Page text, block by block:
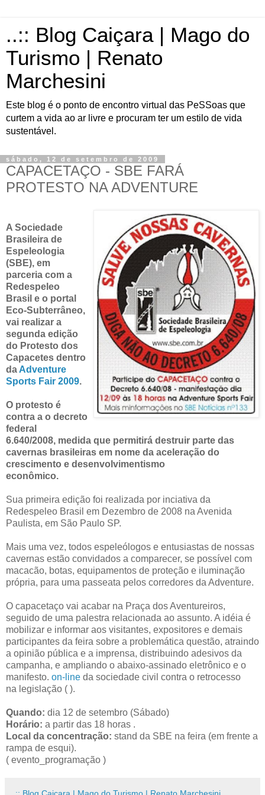
..:: Blog Caiçara | Mago do
Turismo | Renato
Marchesini
Este blog é o ponto de encontro virtual das PeSSoas que
curtem a vida ao ar livre e procuram ter um estilo de vida
sustentável.
sábado, 12 de setembro de 2009
CAPACETAÇO - SBE FARÁ
PROTESTO NA ADVENTURE
A Sociedade
Brasileira de
Espeleologia
(SBE), em
parceria com a
Redespeleo
Brasil e o portal
Eco-Subterrâneo,
vai realizar a
segunda edição
do Protesto dos
Capacetes dentro
da Adventure
Sports Fair 2009.
O protesto é
contra a o decreto
federal
6.640/2008, medida que permitirá destruir parte das
cavernas brasileiras em nome da aceleração do
crescimento e desenvolvimentismo
econômico.
Sua primeira edição foi realizada por inciativa da
Redespeleo Brasil em Dezembro de 2008 na Avenida
Paulista, em São Paulo SP.
Mais uma vez, todos espeleólogos e entusiastas de nossas
cavernas estão convidados a comparecer, se possível com
macacão, botas, equipamentos de proteção e iluminação
própria, para uma passeata pelos corredores da Adventure.
O capacetaço vai acabar na Praça dos Aventureiros,
seguido de uma palestra relacionada ao assunto. A idéia é
mobilizar e informar aos visitantes, expositores e demais
participantes da feira sobre a problemática questão, atraindo
a opinião pública e a imprensa, distribuindo adesivos da
campanha, e ampliando o abaixo-assinado eletrônico e o
manifesto. on-line da sociedade civil contra o retrocesso
na legislação ( ).
Quando: dia 12 de setembro (Sábado)
Horário: a partir das 18 horas .
Local da concentração: stand da SBE na feira (em frente a
rampa de esqui).
( evento_programação )
..:: Blog Caiçara | Mago do Turismo | Renato Marchesini